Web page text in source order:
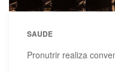
SAUDE
Pronutrir realiza